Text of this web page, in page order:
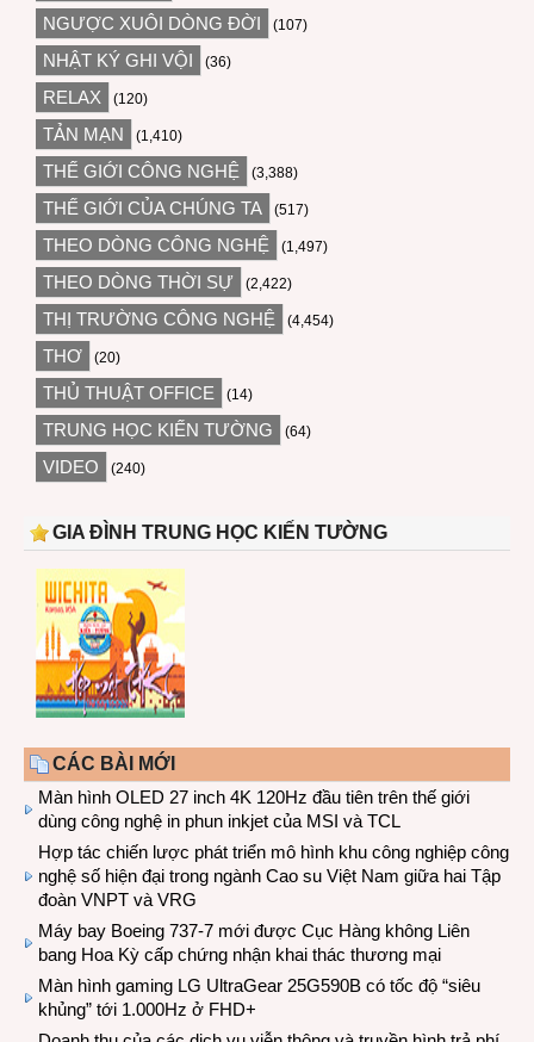
NGƯỢC XUÔI DÒNG ĐỜI (107)
NHẬT KÝ GHI VỘI (36)
RELAX (120)
TẢN MẠN (1,410)
THẾ GIỚI CÔNG NGHỆ (3,388)
THẾ GIỚI CỦA CHÚNG TA (517)
THEO DÒNG CÔNG NGHỆ (1,497)
THEO DÒNG THỜI SỰ (2,422)
THỊ TRƯỜNG CÔNG NGHỆ (4,454)
THƠ (20)
THỦ THUẬT OFFICE (14)
TRUNG HỌC KIẾN TƯỜNG (64)
VIDEO (240)
GIA ĐÌNH TRUNG HỌC KIẾN TƯỜNG
CÁC BÀI MỚI
Màn hình OLED 27 inch 4K 120Hz đầu tiên trên thế giới
dùng công nghệ in phun inkjet của MSI và TCL
Hợp tác chiến lược phát triển mô hình khu công nghiệp công
nghệ số hiện đại trong ngành Cao su Việt Nam giữa hai Tập
đoàn VNPT và VRG
Máy bay Boeing 737-7 mới được Cục Hàng không Liên
bang Hoa Kỳ cấp chứng nhận khai thác thương mại
Màn hình gaming LG UltraGear 25G590B có tốc độ “siêu
khủng” tới 1.000Hz ở FHD+